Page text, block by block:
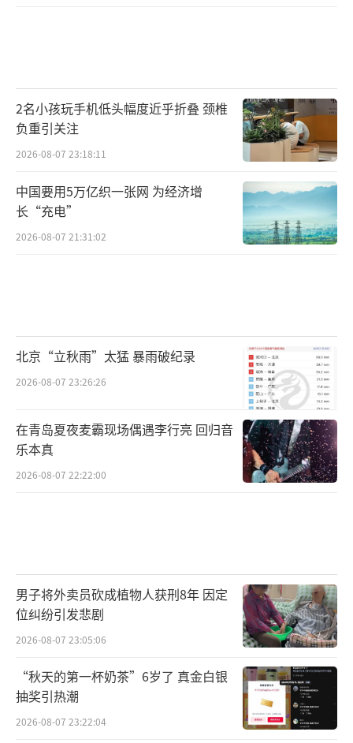
2名小孩玩手机低头幅度近乎折叠 颈椎
负重引关注
2026-08-07 23:18:11
中国要用5万亿织一张网 为经济增
长“充电”
2026-08-07 21:31:02
北京“立秋雨”太猛 暴雨破纪录
2026-08-07 23:26:26
在青岛夏夜麦霸现场偶遇李行亮 回归音
乐本真
2026-08-07 22:22:00
男子将外卖员砍成植物人获刑8年 因定
位纠纷引发悲剧
2026-08-07 23:05:06
“秋天的第一杯奶茶”6岁了 真金白银
抽奖引热潮
2026-08-07 23:22:04